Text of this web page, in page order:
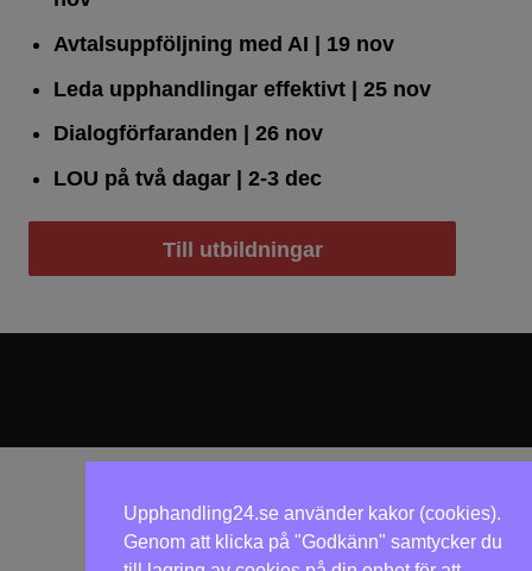
Avtalsuppföljning med AI | 19 nov
Leda upphandlingar effektivt| 25 nov
Dialogförfaranden | 26 nov
LOU på två dagar| 2-3 dec
Till utbildningar
Upphandling24.se använder kakor (cookies).
Genom att klicka på "Godkänn" samtycker du